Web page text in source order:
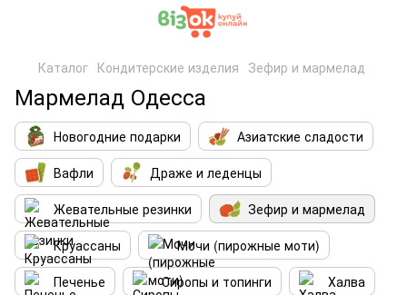
Каталог Кондитерские изделия Зефир и мармелад
Мармелад Одесса
Новогодние подарки
Азиатские сладости
Вафли
Драже и леденцы
Жевательные резинки
Зефир и мармелад
Круассаны
Мочи (пирожные моти)
Печенье
Сиропы и топинги
Халва